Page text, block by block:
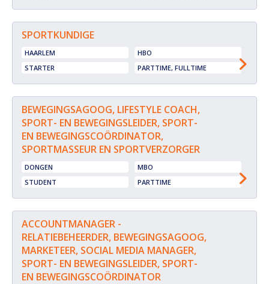
SPORTKUNDIGE
HAARLEM
HBO
STARTER
PARTTIME, FULLTIME
BEWEGINGSAGOOG, LIFESTYLE COACH,
SPORT- EN BEWEGINGSLEIDER, SPORT-
EN BEWEGINGSCOÖRDINATOR,
SPORTMASSEUR EN SPORTVERZORGER
DONGEN
MBO
STUDENT
PARTTIME
ACCOUNTMANAGER -
RELATIEBEHEERDER, BEWEGINGSAGOOG,
MARKETEER, SOCIAL MEDIA MANAGER,
SPORT- EN BEWEGINGSLEIDER, SPORT-
EN BEWEGINGSCOÖRDINATOR